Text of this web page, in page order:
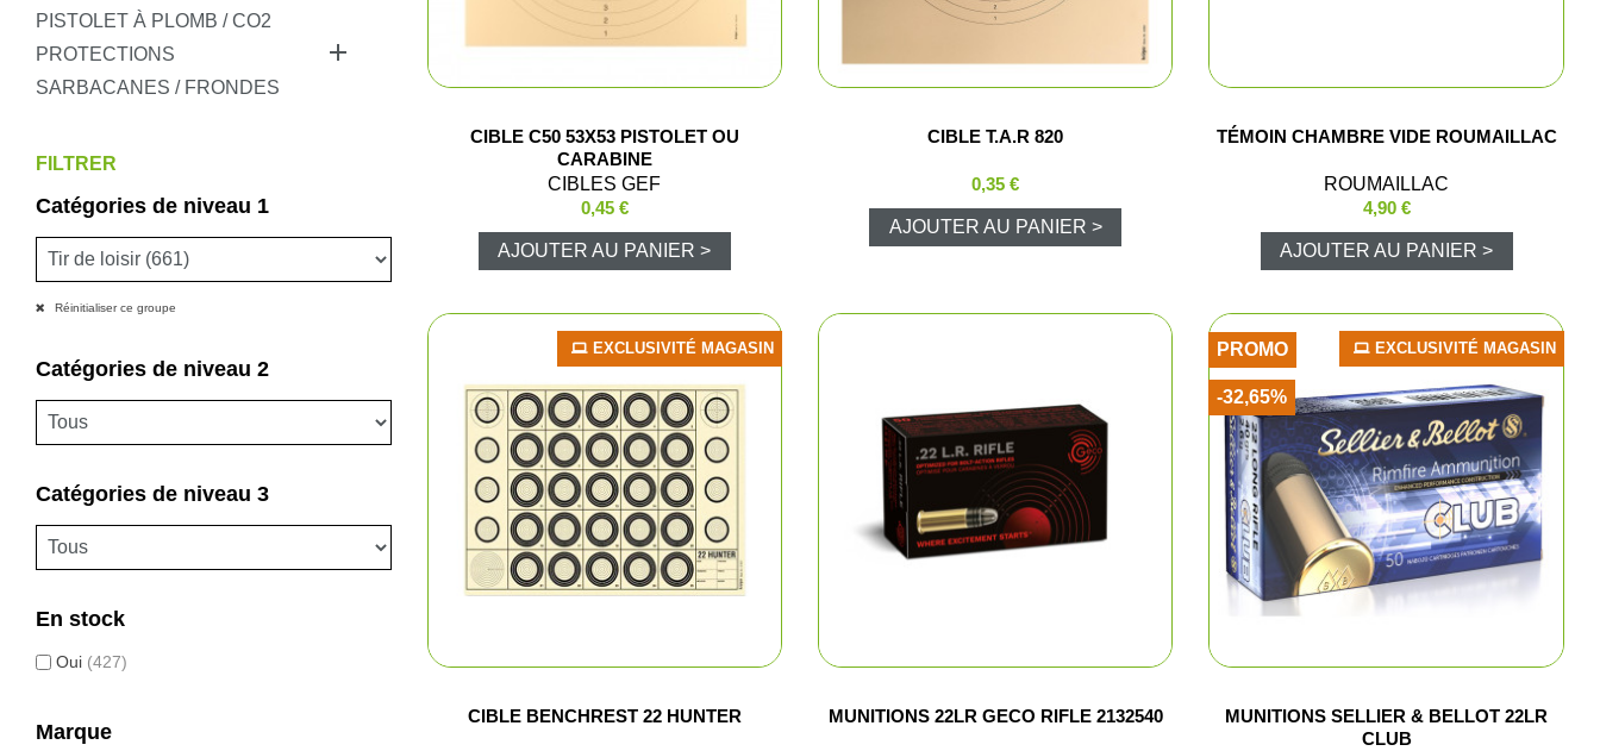
Equipements véhicules
Caméra de chasse et surveillance
Piegeage
Chasse du gibier d'eau
Sièges et trépieds
Chasse de la palombe / pigeon ramier
Panneaux de signalisation
PISTOLET À PLOMB / CO2
PROTECTIONS

SARBACANES / FRONDES
FILTRER
Catégories de niveau 1
Réinitialiser ce groupe
Catégories de niveau 2
Catégories de niveau 3
En stock
Oui (427)
Marque
CIBLE C50 53X53 PISTOLET OU
CARABINE
CIBLES GEF
0,45 €
AJOUTER AU PANIER >
CIBLE T.A.R 820
0,35 €
AJOUTER AU PANIER >
TÉMOIN CHAMBRE VIDE ROUMAILLAC
ROUMAILLAC
4,90 €
AJOUTER AU PANIER >
CIBLE BENCHREST 22 HUNTER
EXCLUSIVITÉ MAGASIN
MUNITIONS 22LR GECO RIFLE 2132540
MUNITIONS SELLIER & BELLOT 22LR
CLUB
EXCLUSIVITÉ MAGASIN
PROMO
-32,65%